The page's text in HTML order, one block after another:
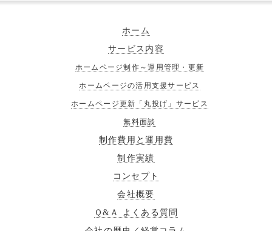
ホーム
サービス内容
ホームページ制作～運用管理・更新
ホームページの活用支援サービス
ホームページ更新「丸投げ」サービス
無料面談
制作費用と運用費
制作実績
コンセプト
会社概要
Ｑ&Ａ よくある質問